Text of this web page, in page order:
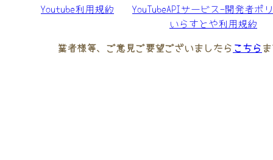
Youtube利用規約
YouTubeAPIサービス-開発者ポ
いらすとや利用規約
業者様等、ご意見ご要望ございましたら こちら